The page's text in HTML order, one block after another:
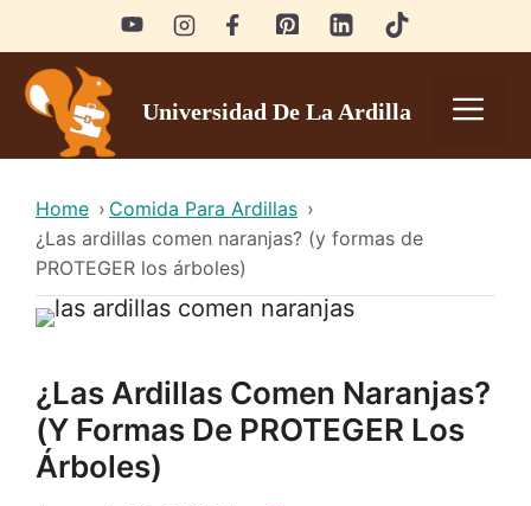
to
content
Universidad De La Ardilla
Home › Comida Para Ardillas ›
¿Las ardillas comen naranjas? (y formas de
PROTEGER los árboles)
¿Las Ardillas Comen Naranjas?
(y Formas De PROTEGER Los
Árboles)